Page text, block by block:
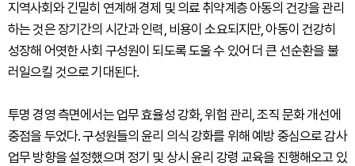
지역사회와 긴밀히 연계해 경제 및 의료 취약계층 아동의 건강을 관리
하는 것은 장기간의 시간과 인력, 비용이 소요되지만, 아동이 건강히
성장해 어엿한 사회 구성원이 되도록 도울 수 있어 더 큰 선순환을 불
러일으킬 것으로 기대된다.
투명 경영 측면에서는 업무 효율성 강화, 위험 관리, 조직 문화 개선에
중점을 두었다. 구성원들의 윤리 의식 강화를 위해 예방 중심으로 감사
업무 방향을 설정했으며 정기 및 상시 윤리 강령 교육을 진행해오고 있